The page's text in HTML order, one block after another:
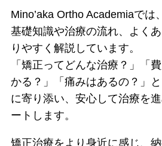
Mino’aka Ortho Academiaでは
基礎知識や治療の流れ、よく
りやすく解説しています。
「矯正ってどんな治療？」「
かる？」「痛みはあるの？」
に寄り添い、安心して治療を
ートします。
矯正治療をより身近に感じ、